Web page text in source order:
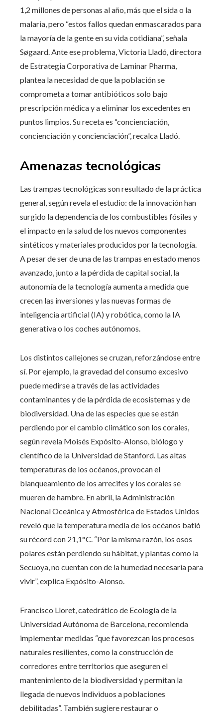
1,2 millones de personas al año, más que el sida o la
malaria, pero “estos fallos quedan enmascarados para
la mayoría de la gente en su vida cotidiana”, señala
Søgaard. Ante ese problema, Victoria Lladó, directora
de Estrategia Corporativa de Laminar Pharma,
plantea la necesidad de que la población se
comprometa a tomar antibióticos solo bajo
prescripción médica y a eliminar los excedentes en
puntos limpios. Su receta es “concienciación,
concienciación y concienciación”, recalca Lladó.
Amenazas tecnológicas
Las trampas tecnológicas son resultado de la práctica
general, según revela el estudio: de la innovación han
surgido la dependencia de los combustibles fósiles y
el impacto en la salud de los nuevos componentes
sintéticos y materiales producidos por la tecnología.
A pesar de ser de una de las trampas en estado menos
avanzado, junto a la pérdida de capital social, la
autonomía de la tecnología aumenta a medida que
crecen las inversiones y las nuevas formas de
inteligencia artificial (IA) y robótica, como la IA
generativa o los coches autónomos.
Los distintos callejones se cruzan, reforzándose entre
sí. Por ejemplo, la gravedad del consumo excesivo
puede medirse a través de las actividades
contaminantes y de la pérdida de ecosistemas y de
biodiversidad. Una de las especies que se están
perdiendo por el cambio climático son los corales,
según revela Moisés Expósito-Alonso, biólogo y
científico de la Universidad de Stanford. Las altas
temperaturas de los océanos, provocan el
blanqueamiento de los arrecifes y los corales se
mueren de hambre. En abril, la Administración
Nacional Oceánica y Atmosférica de Estados Unidos
reveló que la temperatura media de los océanos batió
su récord con 21,1°C. “Por la misma razón, los osos
polares están perdiendo su hábitat, y plantas como la
Secuoya, no cuentan con de la humedad necesaria para
vivir”, explica Expósito-Alonso.
Francisco Lloret, catedrático de Ecología de la
Universidad Autónoma de Barcelona, recomienda
implementar medidas “que favorezcan los procesos
naturales resilientes, como la construcción de
corredores entre territorios que aseguren el
mantenimiento de la biodiversidad y permitan la
llegada de nuevos individuos a poblaciones
debilitadas”. También sugiere restaurar o